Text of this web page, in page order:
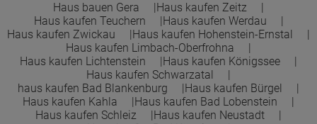
Town &Country Haus Lizenzgeber GmbH
Haus bauen Gera
Haus kaufen Zeitz
Haus kaufen Teuchern
Haus kaufen Werdau
Haus kaufen Zwickau
Haus kaufen Hohenstein-Ernstal
Haus kaufen Limbach-Oberfrohna
Haus kaufen Lichtenstein
Haus kaufen Königssee
Haus kaufen Schwarzatal
haus kaufen Bad Blankenburg
Haus kaufen Bürgel
Haus kaufen Kahla
Haus kaufen Bad Lobenstein
Haus kaufen Schleiz
Haus kaufen Neustadt